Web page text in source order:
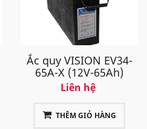
Ắc quy VISION EV34-
65A-X (12V-65Ah)
Liên hệ
THÊM GIỎ HÀNG